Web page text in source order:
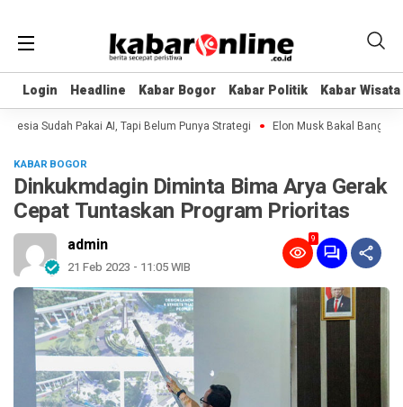
Login Headline Kabar Bogor Kabar Politik Kabar Wisata
Login Headline Kabar Bogor Kabar Politik Kabar Wisata
Sudah Pakai AI, Tapi Belum Punya Strategi Elon Musk Bakal Bangun
KABAR BOGOR
Dinkukmdagin Diminta Bima Arya Gerak
Cepat Tuntaskan Program Prioritas
admin
21 Feb 2023 - 11:05 WIB
9